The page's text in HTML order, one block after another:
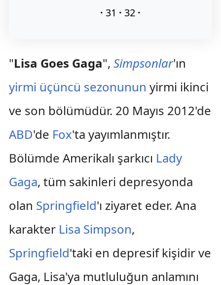
31
32
"Lisa Goes Gaga", Simpsonlar'ın
yirmi üçüncü sezonunun yirmi ikinci
ve son bölümüdür. 20 Mayıs 2012'de
ABD'de Fox'ta yayımlanmıştır.
Bölümde Amerikalı şarkıcı Lady
Gaga, tüm sakinleri depresyonda
olan Springfield'ı ziyaret eder. Ana
karakter Lisa Simpson,
Springfield'taki en depresif kişidir ve
Gaga, Lisa'ya mutluluğun anlamını